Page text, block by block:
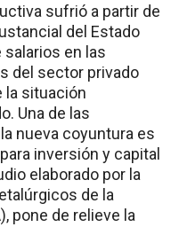
sufrió a partir de
del Estado
salarios en las
del sector privado
la situación
Una de las
nueva coyuntura es
inversión y capital
elaborado por la
de la
pone de relieve la